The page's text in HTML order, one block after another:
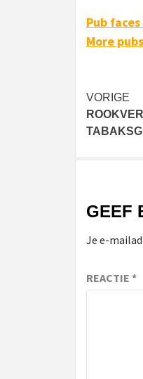
Pub
More
VORIGE
GEEF
Je e-
REACTIE *